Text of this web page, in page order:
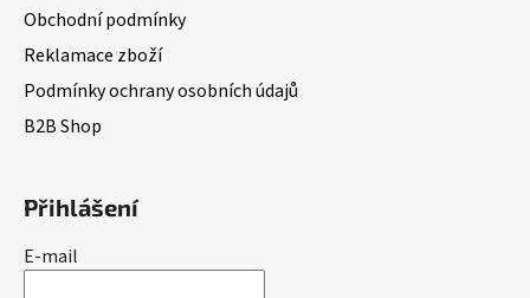
Obchodní podmínky
Reklamace zboží
Podmínky ochrany osobních údajů
B2B Shop
Přihlášení
E-mail